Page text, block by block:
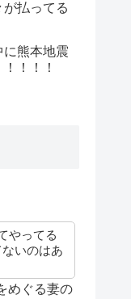
が払ってる
に熊本地震
！！！
やってる
いのはあ
めぐる妻の